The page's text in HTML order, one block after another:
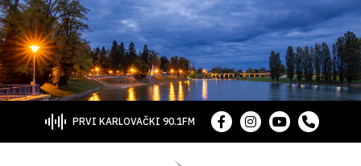
PRVI KARLOVAČKI 90.1FM